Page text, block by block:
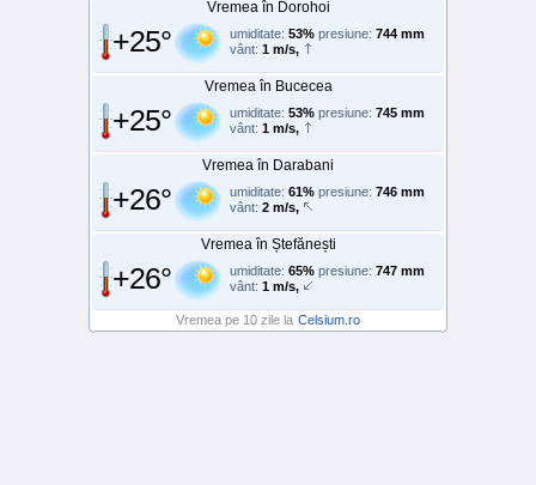
Vremea în Dorohoi
+25° umiditate: 53% presiune: 744 mm
vânt: 1 m/s,
Vremea în Bucecea
+25° umiditate: 53% presiune: 745 mm
vânt: 1 m/s,
Vremea în Darabani
+26° umiditate: 61% presiune: 746 mm
vânt: 2 m/s,
Vremea în Ștefănești
+26° umiditate: 65% presiune: 747 mm
vânt: 1 m/s,
Vremea pe 10 zile la Celsium.ro